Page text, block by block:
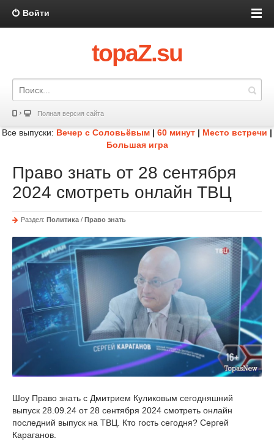
Войти
topaZ.su
Полная версия сайта
Все выпуски: Вечер с Соловьёвым | 60 минут | Место встречи |
Большая игра
Право знать от 28 сентября
2024 смотреть онлайн ТВЦ
Раздел: Политика / Право знать
Шоу Право знать с Дмитрием Куликовым сегодняшний
выпуск 28.09.24 от 28 сентября 2024 смотреть онлайн
последний выпуск на ТВЦ. Кто гость сегодня? Сергей
Караганов.